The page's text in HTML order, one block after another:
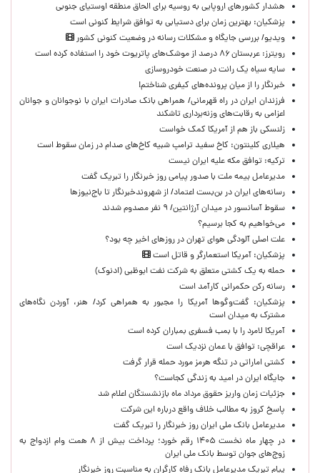
هشدار کشورهای اروپایی به روسیه برای الحاق منطقه اوستیای جنوبی
پزشکیان‌: بهترین زمان برای دستیابی به توافق شرایط کنونی است
ویدیو/ بررسی جایگاه و مشکلات رسانه در وضعیت کنونی کشور
رویترز: عربستان ۸۶ درصد از موشک‌های پاتریوت خود را استفاده کرده است
سایه سیاه یک رانت در صنعت خودروسازی
خبرنگار را از میان پرونده‌های کیفری شناختم!
​فرزندان ایران در راه قهرمانی/ همراهی بانک صادرات ایران با نوجوانان و جوانان
اعزامی به رقابت‌های وزنه‌برداری تاشکند
زلنسکی باز هم از آمریکا کمک خواست
هیلاری کلینتون: کاخ سفید ترامپ شبیه کاخ‌های صدام در زمان سقوط است
ترکیه: توافق مکه علیه ایران نیست
مدیرعامل بیمه ملت با صدور پیامی روز خبرنگار را تبریک گفت
رسانه‌های ایران در بن‌بست اعتماد/ از شهروندخبرنگار تا باج‌نیوزها
سقوط آسانسور در میدان آرژانتین/ ۹ نفر مصدوم شدند
می‌خواهیم به کجا برسیم؟
علت اصلی آلودگی هوای تهران در روزهای اخیر چه بود؟
پزشکیان: آمریکا استعمارگر و قاتل است
حمله به یک کشتی متعلق به شرکت نفت ابوظبی (ادنوک)
رسانه رکن حکمرانی کارآمد است
پزشکیان: گفت‌وگوها آمریکا را مجبور به همراهی کرد/ هنر، آوردن نگاه‌های
مشترک به میدان است
آمریکا لامرد را با بمب فسفری بمباران کرده است
عراقچی: توافق با عمان نزدیک است
کشتی اماراتی در تنگه هرمز مورد حمله قرار گرفت
جایگاه ایران در امید به زندگی کجاست؟
جزئیات زمان واریز حقوق مرداد ماه بازنشستگان اعلام شد
پاسخ کروز به مطالب خلاف واقع درباره این شرکت
مدیرعامل بانک ملی ایران روز خبرنگار را تبریک گفت
در چهار ماه نخست ۱۴۰۵ رقم خورد؛ پرداخت بیش از ۸ همت وام ازدواج به
زوج‌های جوان توسط بانک ملی ایران
پیام تبریک مدیرعامل بانک رفاه کارگران به مناسبت روز خبرنگار